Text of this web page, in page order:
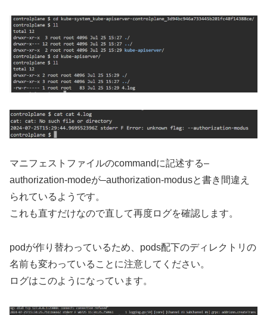
マニフェストファイルのcommandに記述する–
authorization-modeが–authorization-modusと書き間違え
られているようです。
これも直すだけなので直して再度ログを確認します。
podが作り替わっているため、pods配下のディレクトリの
名前も変わっていることに注意してください。
ログはこのようになっています。